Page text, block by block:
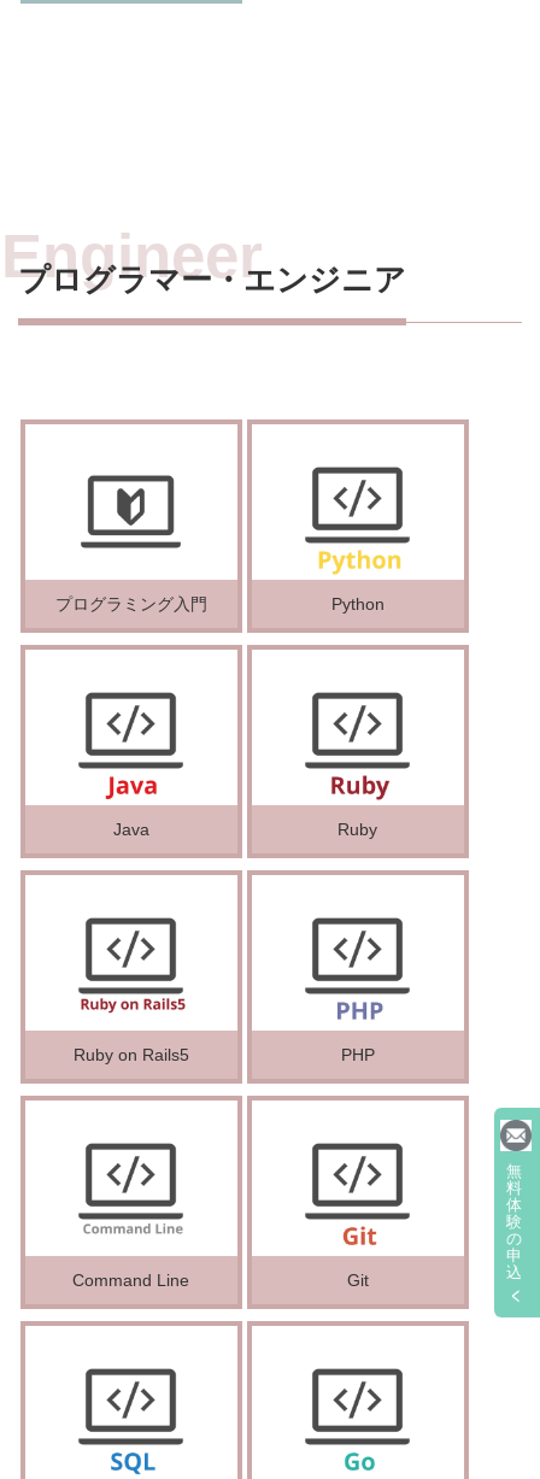
プログラマー・エンジニア
プログラミング入門 Python
Java Ruby
Ruby on Rails5 PHP
Command Line Git
無
料
体
験
の
申
込